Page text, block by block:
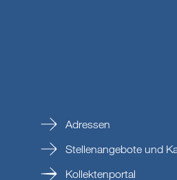
Adressen
Stellenangebote und
Kollektenportal